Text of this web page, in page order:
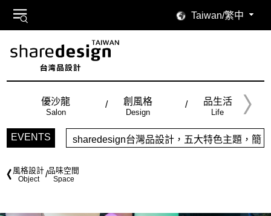
Taiwan/繁中
優沙龍
Salon
創風格
Design
品生活
Life
EVENTS
計，五大特色主題，簡潔視覺配色，帶給你最舒適的閱讀感
風格設計
Object
品味空間
Space